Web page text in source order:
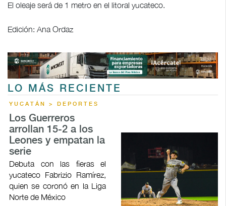
El oleaje será de 1 metro en el litoral yucateco.
Edición: Ana Ordaz
LO MÁS RECIENTE
YUCATÁN > DEPORTES
Los Guerreros
arrollan 15-2 a los
Leones y empatan la
serie
Debuta con las fieras el
yucateco Fabrizio Ramírez,
quien se coronó en la Liga
Norte de México